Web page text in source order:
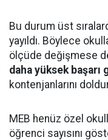
Bu durum üst
yayıldı. Böylece
ölçüde değişmese
daha yüksek
kontenjanlarını
MEB henüz özel
öğrenci sayısını